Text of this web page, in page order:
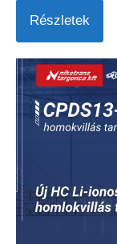
Részletek